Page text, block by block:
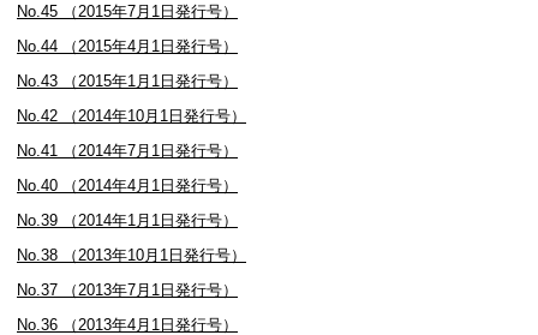
No.45 （2015年7月1日発行号）
No.44 （2015年4月1日発行号）
No.43 （2015年1月1日発行号）
No.42 （2014年10月1日発行号）
No.41 （2014年7月1日発行号）
No.40 （2014年4月1日発行号）
No.39 （2014年1月1日発行号）
No.38 （2013年10月1日発行号）
No.37 （2013年7月1日発行号）
No.36 （2013年4月1日発行号）